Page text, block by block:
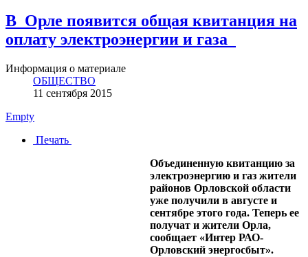
В Орле появится общая квитанция на
оплату электроэнергии и газа
Информация о материале
ОБЩЕСТВО
11 сентября 2015
Empty
Печать
Объединенную квитанцию за
электроэнергию и газ жители
районов Орловской области
уже получили в августе и
сентябре этого года. Теперь ее
получат и жители Орла,
сообщает «Интер РАО-
Орловский энергосбыт».